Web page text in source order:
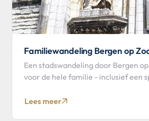
Familiewandeling Bergen op
Een stadswandeling door Bergen
voor de hele familie - inclusief een
Lees meer